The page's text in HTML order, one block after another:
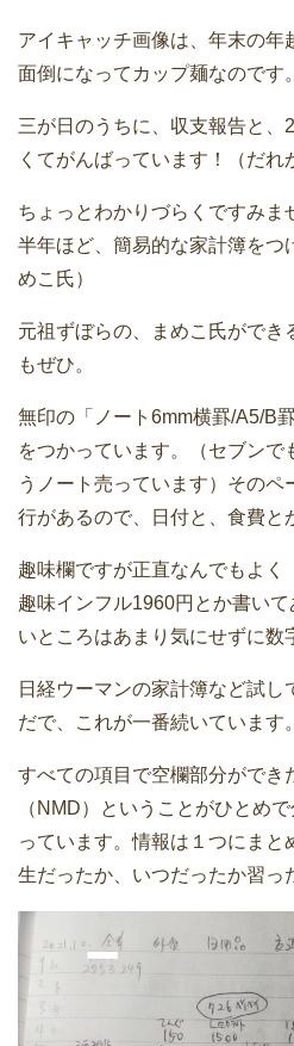
アイキャッチ画像は、年末の年
面倒になってカップ麺なのです
三が日のうちに、収支報告と、
くてがんばっています！（だれ
ちょっとわかりづらくですみま
半年ほど、簡易的な家計簿をつ
めこ氏）
元祖ずぼらの、まめこ氏ができ
もぜひ。
無印の「ノート6mm横罫/A5/B
をつかっています。（セブンで
うノート売っています）そのペ
行があるので、日付と、食費と
趣味欄ですが正直なんでもよく
趣味インフル1960円とか書い
いところはあまり気にせずに数
日経ウーマンの家計簿など試し
だで、これが一番続いています。
すべての項目で空欄部分ができ
（NMD）ということがひとめ
っています。情報は１つにまと
生だったか、いつだったか習っ